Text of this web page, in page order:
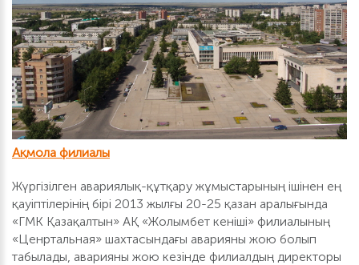
Ақмола филиалы
Жүргізілген авариялық-құтқару жұмыстарының ішінен ең
қауіптілерінің бірі 2013 жылғы 20-25 қазан аралығында
«ГМК Қазақалтын» АҚ «Жолымбет кеніші» филиалының
«Ценртальная» шахтасындағы аварияны жою болып
табылады, аварияны жою кезінде филиалдың директоры